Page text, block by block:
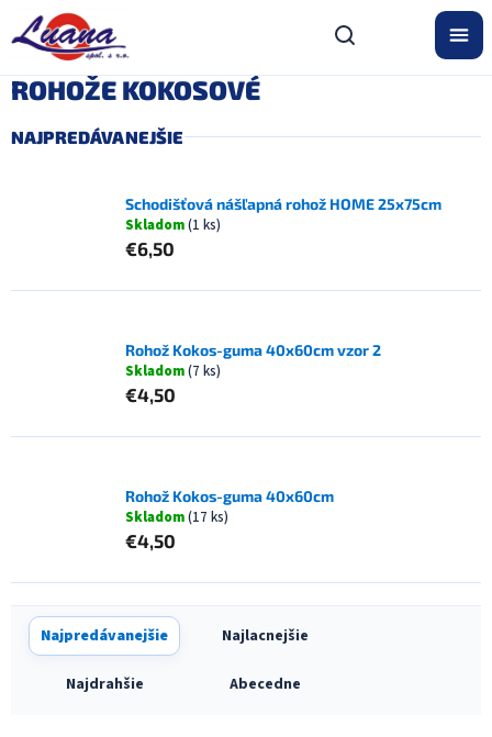
obsah
ROHOŽE KOKOSOVÉ
NAJPREDÁVANEJŠIE
Schodišťová nášľapná rohož HOME 25x75cm
Skladom(1 ks)
€6,50
Rohož Kokos-guma 40x60cm vzor 2
Skladom(7 ks)
€4,50
Rohož Kokos-guma 40x60cm
Skladom(17 ks)
€4,50
R
a
Najpredávanejšie Najlacnejšie
Najdrahšie Abecedne